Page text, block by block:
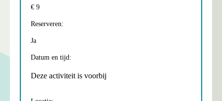
€ 9
Reserveren:
Ja
Datum en tijd:
Deze activiteit is voorbij